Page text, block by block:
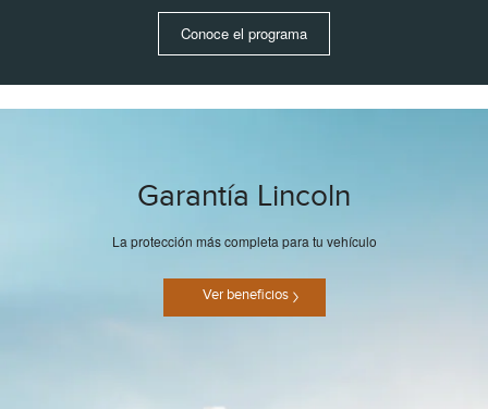
Conoce el programa
Garantía Lincoln
La protección más completa para tu vehículo
Ver beneficios